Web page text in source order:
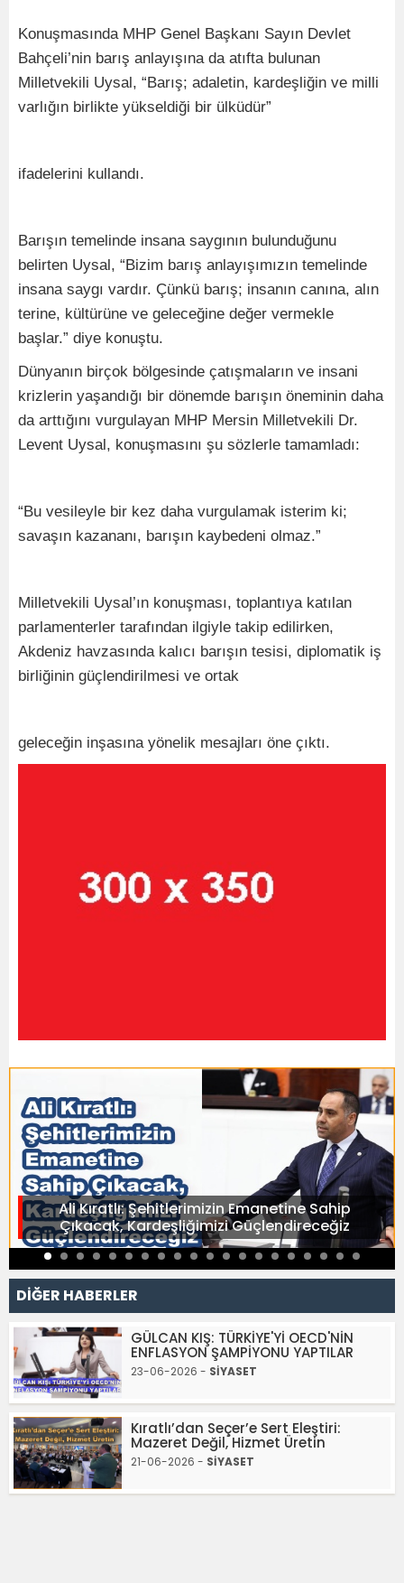
Konuşmasında MHP Genel Başkanı Sayın Devlet
Bahçeli’nin barış anlayışına da atıfta bulunan
Milletvekili Uysal, “Barış; adaletin, kardeşliğin ve milli
varlığın birlikte yükseldiği bir ülküdür”
ifadelerini kullandı.
Barışın temelinde insana saygının bulunduğunu
belirten Uysal, “Bizim barış anlayışımızın temelinde
insana saygı vardır. Çünkü barış; insanın canına, alın
terine, kültürüne ve geleceğine değer vermekle
başlar.” diye konuştu.
Dünyanın birçok bölgesinde çatışmaların ve insani
krizlerin yaşandığı bir dönemde barışın öneminin daha
da arttığını vurgulayan MHP Mersin Milletvekili Dr.
Levent Uysal, konuşmasını şu sözlerle tamamladı:
“Bu vesileyle bir kez daha vurgulamak isterim ki;
savaşın kazananı, barışın kaybedeni olmaz.”
Milletvekili Uysal’ın konuşması, toplantıya katılan
parlamenterler tarafından ilgiyle takip edilirken,
Akdeniz havzasında kalıcı barışın tesisi, diplomatik iş
birliğinin güçlendirilmesi ve ortak
geleceğin inşasına yönelik mesajları öne çıktı.
Ali Kıratlı: Şehitlerimizin Emanetine Sahip
Çıkacak, Kardeşliğimizi Güçlendireceğiz
DİĞER HABERLER
GÜLCAN KIŞ: TÜRKİYE'Yİ OECD'NİN
ENFLASYON ŞAMPİYONU YAPTILAR
23-06-2026 - SİYASET
Kıratlı’dan Seçer’e Sert Eleştiri:
Mazeret Değil, Hizmet Üretin
21-06-2026 - SİYASET